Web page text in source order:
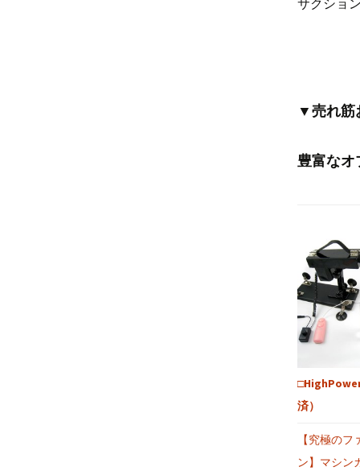
サクショ
▼売れ筋
豊富なオ
済）
【究極の
ン】マシ